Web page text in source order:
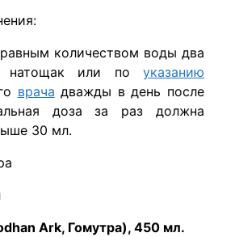
количеством воды два
натощак или по указанию
врача дважды в день после
доза за раз должна
30 мл.
Ark, Гомутра), 450 мл.